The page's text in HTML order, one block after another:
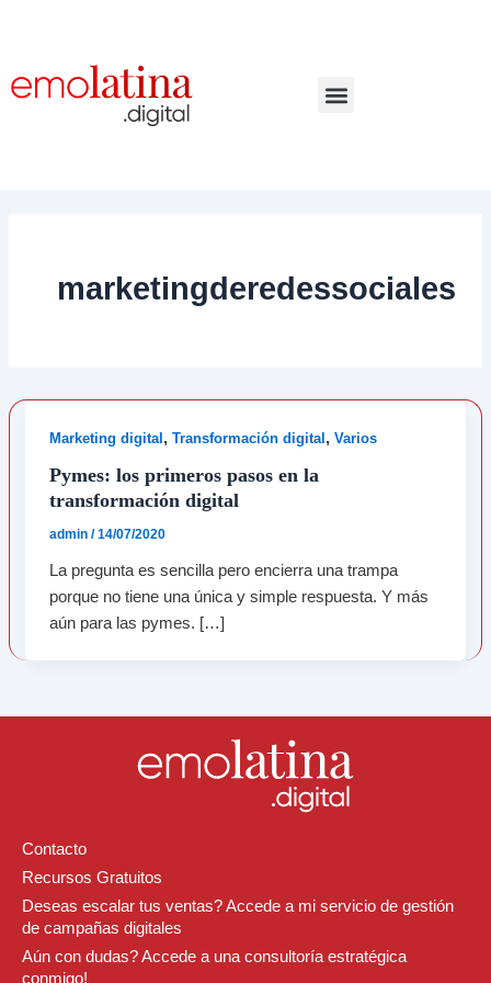
marketingderedessociales
Marketing digital,Transformación digital,Varios
Pymes: los primeros pasos en la
transformación digital
admin/14/07/2020
La pregunta es sencilla pero encierra una trampa
porque no tiene una única y simple respuesta. Y más
aún para las pymes. […]
Contacto
Recursos Gratuitos
Deseas escalar tus ventas? Accede a mi servicio de gestión
de campañas digitales
Aún con dudas? Accede a una consultoría estratégica
conmigo!